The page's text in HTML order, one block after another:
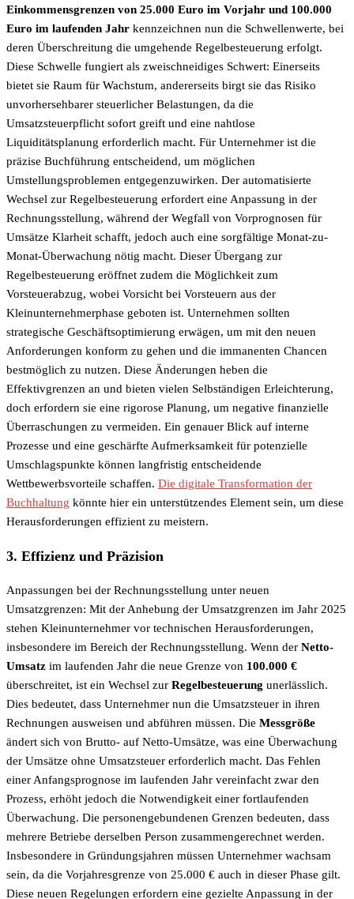
Einkommensgrenzen von 25.000 Euro im Vorjahr und 100.000
Euro im laufenden Jahr kennzeichnen nun die Schwellenwerte, bei
deren Überschreitung die umgehende Regelbesteuerung erfolgt.
Diese Schwelle fungiert als zweischneidiges Schwert: Einerseits
bietet sie Raum für Wachstum, andererseits birgt sie das Risiko
unvorhersehbarer steuerlicher Belastungen, da die
Umsatzsteuerpflicht sofort greift und eine nahtlose
Liquiditätsplanung erforderlich macht. Für Unternehmer ist die
präzise Buchführung entscheidend, um möglichen
Umstellungsproblemen entgegenzuwirken. Der automatisierte
Wechsel zur Regelbesteuerung erfordert eine Anpassung in der
Rechnungsstellung, während der Wegfall von Vorprognosen für
Umsätze Klarheit schafft, jedoch auch eine sorgfältige Monat-zu-
Monat-Überwachung nötig macht. Dieser Übergang zur
Regelbesteuerung eröffnet zudem die Möglichkeit zum
Vorsteuerabzug, wobei Vorsicht bei Vorsteuern aus der
Kleinunternehmerphase geboten ist. Unternehmen sollten
strategische Geschäftsoptimierung erwägen, um mit den neuen
Anforderungen konform zu gehen und die immanenten Chancen
bestmöglich zu nutzen. Diese Änderungen heben die
Effektivgrenzen an und bieten vielen Selbständigen Erleichterung,
doch erfordern sie eine rigorose Planung, um negative finanzielle
Überraschungen zu vermeiden. Ein genauer Blick auf interne
Prozesse und eine geschärfte Aufmerksamkeit für potenzielle
Umschlagspunkte können langfristig entscheidende
Wettbewerbsvorteile schaffen. Die digitale Transformation der
Buchhaltung könnte hier ein unterstützendes Element sein, um diese
Herausforderungen effizient zu meistern.
3. Effizienz und Präzision
Anpassungen bei der Rechnungsstellung unter neuen
Umsatzgrenzen: Mit der Anhebung der Umsatzgrenzen im Jahr 2025
stehen Kleinunternehmer vor technischen Herausforderungen,
insbesondere im Bereich der Rechnungsstellung. Wenn der Netto-
Umsatz im laufenden Jahr die neue Grenze von 100.000 €
überschreitet, ist ein Wechsel zur Regelbesteuerung unerlässlich.
Dies bedeutet, dass Unternehmer nun die Umsatzsteuer in ihren
Rechnungen ausweisen und abführen müssen. Die Messgröße
ändert sich von Brutto- auf Netto-Umsätze, was eine Überwachung
der Umsätze ohne Umsatzsteuer erforderlich macht. Das Fehlen
einer Anfangsprognose im laufenden Jahr vereinfacht zwar den
Prozess, erhöht jedoch die Notwendigkeit einer fortlaufenden
Überwachung. Die personengebundenen Grenzen bedeuten, dass
mehrere Betriebe derselben Person zusammengerechnet werden.
Insbesondere in Gründungsjahren müssen Unternehmer wachsam
sein, da die Vorjahresgrenze von 25.000 € auch in dieser Phase gilt.
Diese neuen Regelungen erfordern eine gezielte Anpassung in der